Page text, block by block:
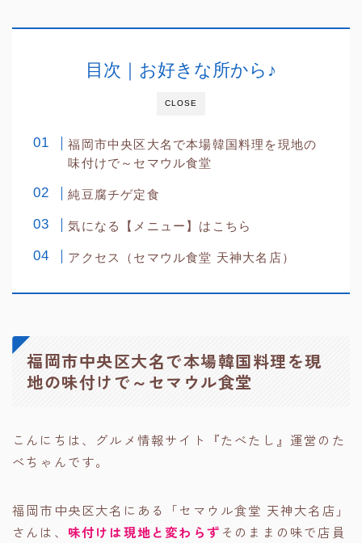
CLOSE
目次｜お好きな所から♪
福岡市中央区大名で本場韓国料理を現地の
味付けで～セマウル食堂
純豆腐チゲ定食
気になる【メニュー】はこちら
アクセス（セマウル食堂 天神大名店）
福岡市中央区大名で本場韓国料理を現
地の味付けで～セマウル食堂
こんにちは、グルメ情報サイト『たべたし』運営のた
べちゃんです。
福岡市中央区大名にある「セマウル食堂 天神大名店」
さんは、 味付けは現地と変わらず そのままの味で店員